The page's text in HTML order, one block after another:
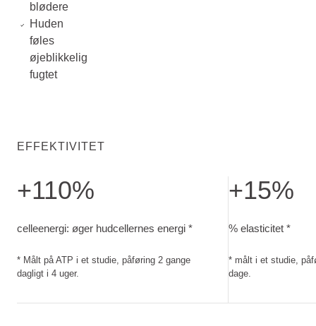
blødere
Huden
føles
øjeblikkelig
fugtet
EFFEKTIVITET
+110%
celleenergi: øger hudcellernes energi *
* Målt på ATP i et studie, påføring 2 gange
dagligt i 4 uger.
+15%
% elasticitet *
* målt i et studie,
dage.